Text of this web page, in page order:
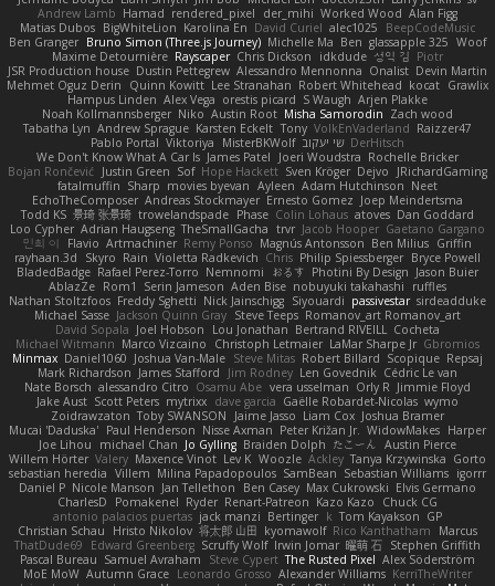
Andrew Lamb Hamad rendered_pixel der_mihi Worked Wood Alan Figg
Matias Dubos BigWhiteLion Karolina En David Curiel alec1025
BeepCodeMusic
Ben Granger Bruno Simon (Three.js Journey) Michelle Ma Ben glassapple 325 Woof
Maxime Detournière Rayscaper Chris Dickson idkdude 성익 김 Piotr
JSR Production house Dustin Pettegrew Alessandro Mennonna Onalist Devin Martin
Mehmet Oguz Derin
Quinn Kowitt Lee Stranahan Robert Whitehead kocat Grawlix
Hampus Linden Alex Vega orestis picard S Waugh Arjen Plakke
Noah Kollmannsberger Niko Austin Root Misha Samorodin Zach wood
Tabatha Lyn Andrew Sprague Karsten Eckelt Tony VolkEnVaderland Raizzer47
Pablo Portal Viktoriya MisterBKWolf שי יעקוב DerHitsch
We Don't Know What A Car Is James Patel Joeri Woudstra Rochelle Bricker
Bojan Rončević Justin Green Sof Hope Hackett Sven Kröger Dejvo
JRichardGaming
fatalmuffin Sharp movies byevan Ayleen Adam Hutchinson Neet
EchoTheComposer Andreas Stockmayer Ernesto Gomez Joep Meindertsma
Todd KS 景琦 张景琦 trowelandspade Phase Colin Lohaus atoves Dan Goddard
Loo Cypher Adrian Haugseng TheSmallGacha trvr Jacob Hooper Gaetano Gargano
민희 이
Flavio Artmachiner Remy Ponso Magnús Antonsson Ben Milius Griffin
rayhaan.3d
Skyro Rain Violetta Radkevich Chris Philip Spiessberger Bryce Powell
BladedBadge Rafael Perez-Torro Nemnomi おるす Photini By Design Jason Buier
AblazZe Rom1 Serin Jameson Aden Bise nobuyuki takahashi
ruffles
Nathan Stoltzfoos Freddy Sghetti Nick Jainschigg Siyouardi passivestar sirdeadduke
Michael Sasse Jackson Quinn Gray Steve Teeps Romanov_art Romanov_art
David Sopala Joel Hobson Lou Jonathan Bertrand RIVEILL Cocheta
Michael Witmann Marco Vizcaino Christoph Letmaier LaMar Sharpe Jr Gbromios
Minmax Daniel1060 Joshua Van-Male Steve Mitas Robert Billard Scopique Repsaj
Mark Richardson James Stafford Jim Rodney Len Govednik Cédric Le van
Nate Borsch alessandro Citro Osamu Abe vera usselman Orly R Jimmie Floyd
Jake Aust Scott Peters mytrixx dave garcia Gaëlle Robardet-Nicolas wymo
Zoidrawzaton Toby SWANSON Jaime Jasso Liam Cox Joshua Bramer
Mucai 'Daduska' Paul Henderson Nisse Axman Peter Križan Jr. WidowMakes Harper
Joe Lihou
michael Chan Jo Gylling Braiden Dolph たこーん Austin Pierce
Willem Hörter Valery Maxence Vinot Lev K Woozle Ackley Tanya Krzywinska Gorto
sebastian heredia Villem Milina Papadopoulos SamBean Sebastian Williams igorrr
Daniel P Nicole Manson Jan Tellethon Ben Casey Max Cukrowski Elvis Germano
CharlesD
Pomakenel Ryder Renart-Patreon Kazo Kazo
Chuck CG
antonio palacios puertas jack manzi Bertinger k Tom Kayakson GP
Christian Schau
Hristo Nikolov 将太郎 山田 kyomawolf Rico Kanthatham
Marcus
ThatDude69
Edward Greenberg Scruffy Wolf Irwin Jomar 曜萌 石 Stephen Griffith
Pascal Bureau Samuel Avraham Steve Cypert The Rusted Pixel Alex Söderström
MoE MoW Autumn Grace Leonardo Grosso Alexander Williams KerriTheWriter